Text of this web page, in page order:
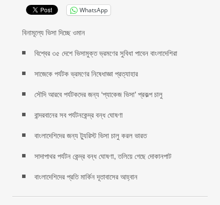
WhatsApp
বিনামূল্যে ভিসা দিচ্ছে ওমান
বিশ্বের ৩৫ দেশে ভিসামুক্ত ভ্রমণের সুবিধা পাবেন বাংলাদেশিরা
সাজেকে পর্যটক ভ্রমণের নিষেধাজ্ঞা প্রত্যাহার
সৌদি আরবে পর্যটকদের জন্য ‘প্যাকেজ ভিসা’ প্রকল্প চালু
বান্দরবানের সব পর্যটনকেন্দ্র বন্ধ ঘোষণা
বাংলাদেশিদের জন্য ট্যুরিস্ট ভিসা চালু করল ভারত
সাদাপাথর পর্যটন কেন্দ্র বন্ধ ঘোষণা, তলিয়ে গেছে দোকানপাট
বাংলাদেশিদের প্রতি মার্কিন দূতাবাসের আহ্বান